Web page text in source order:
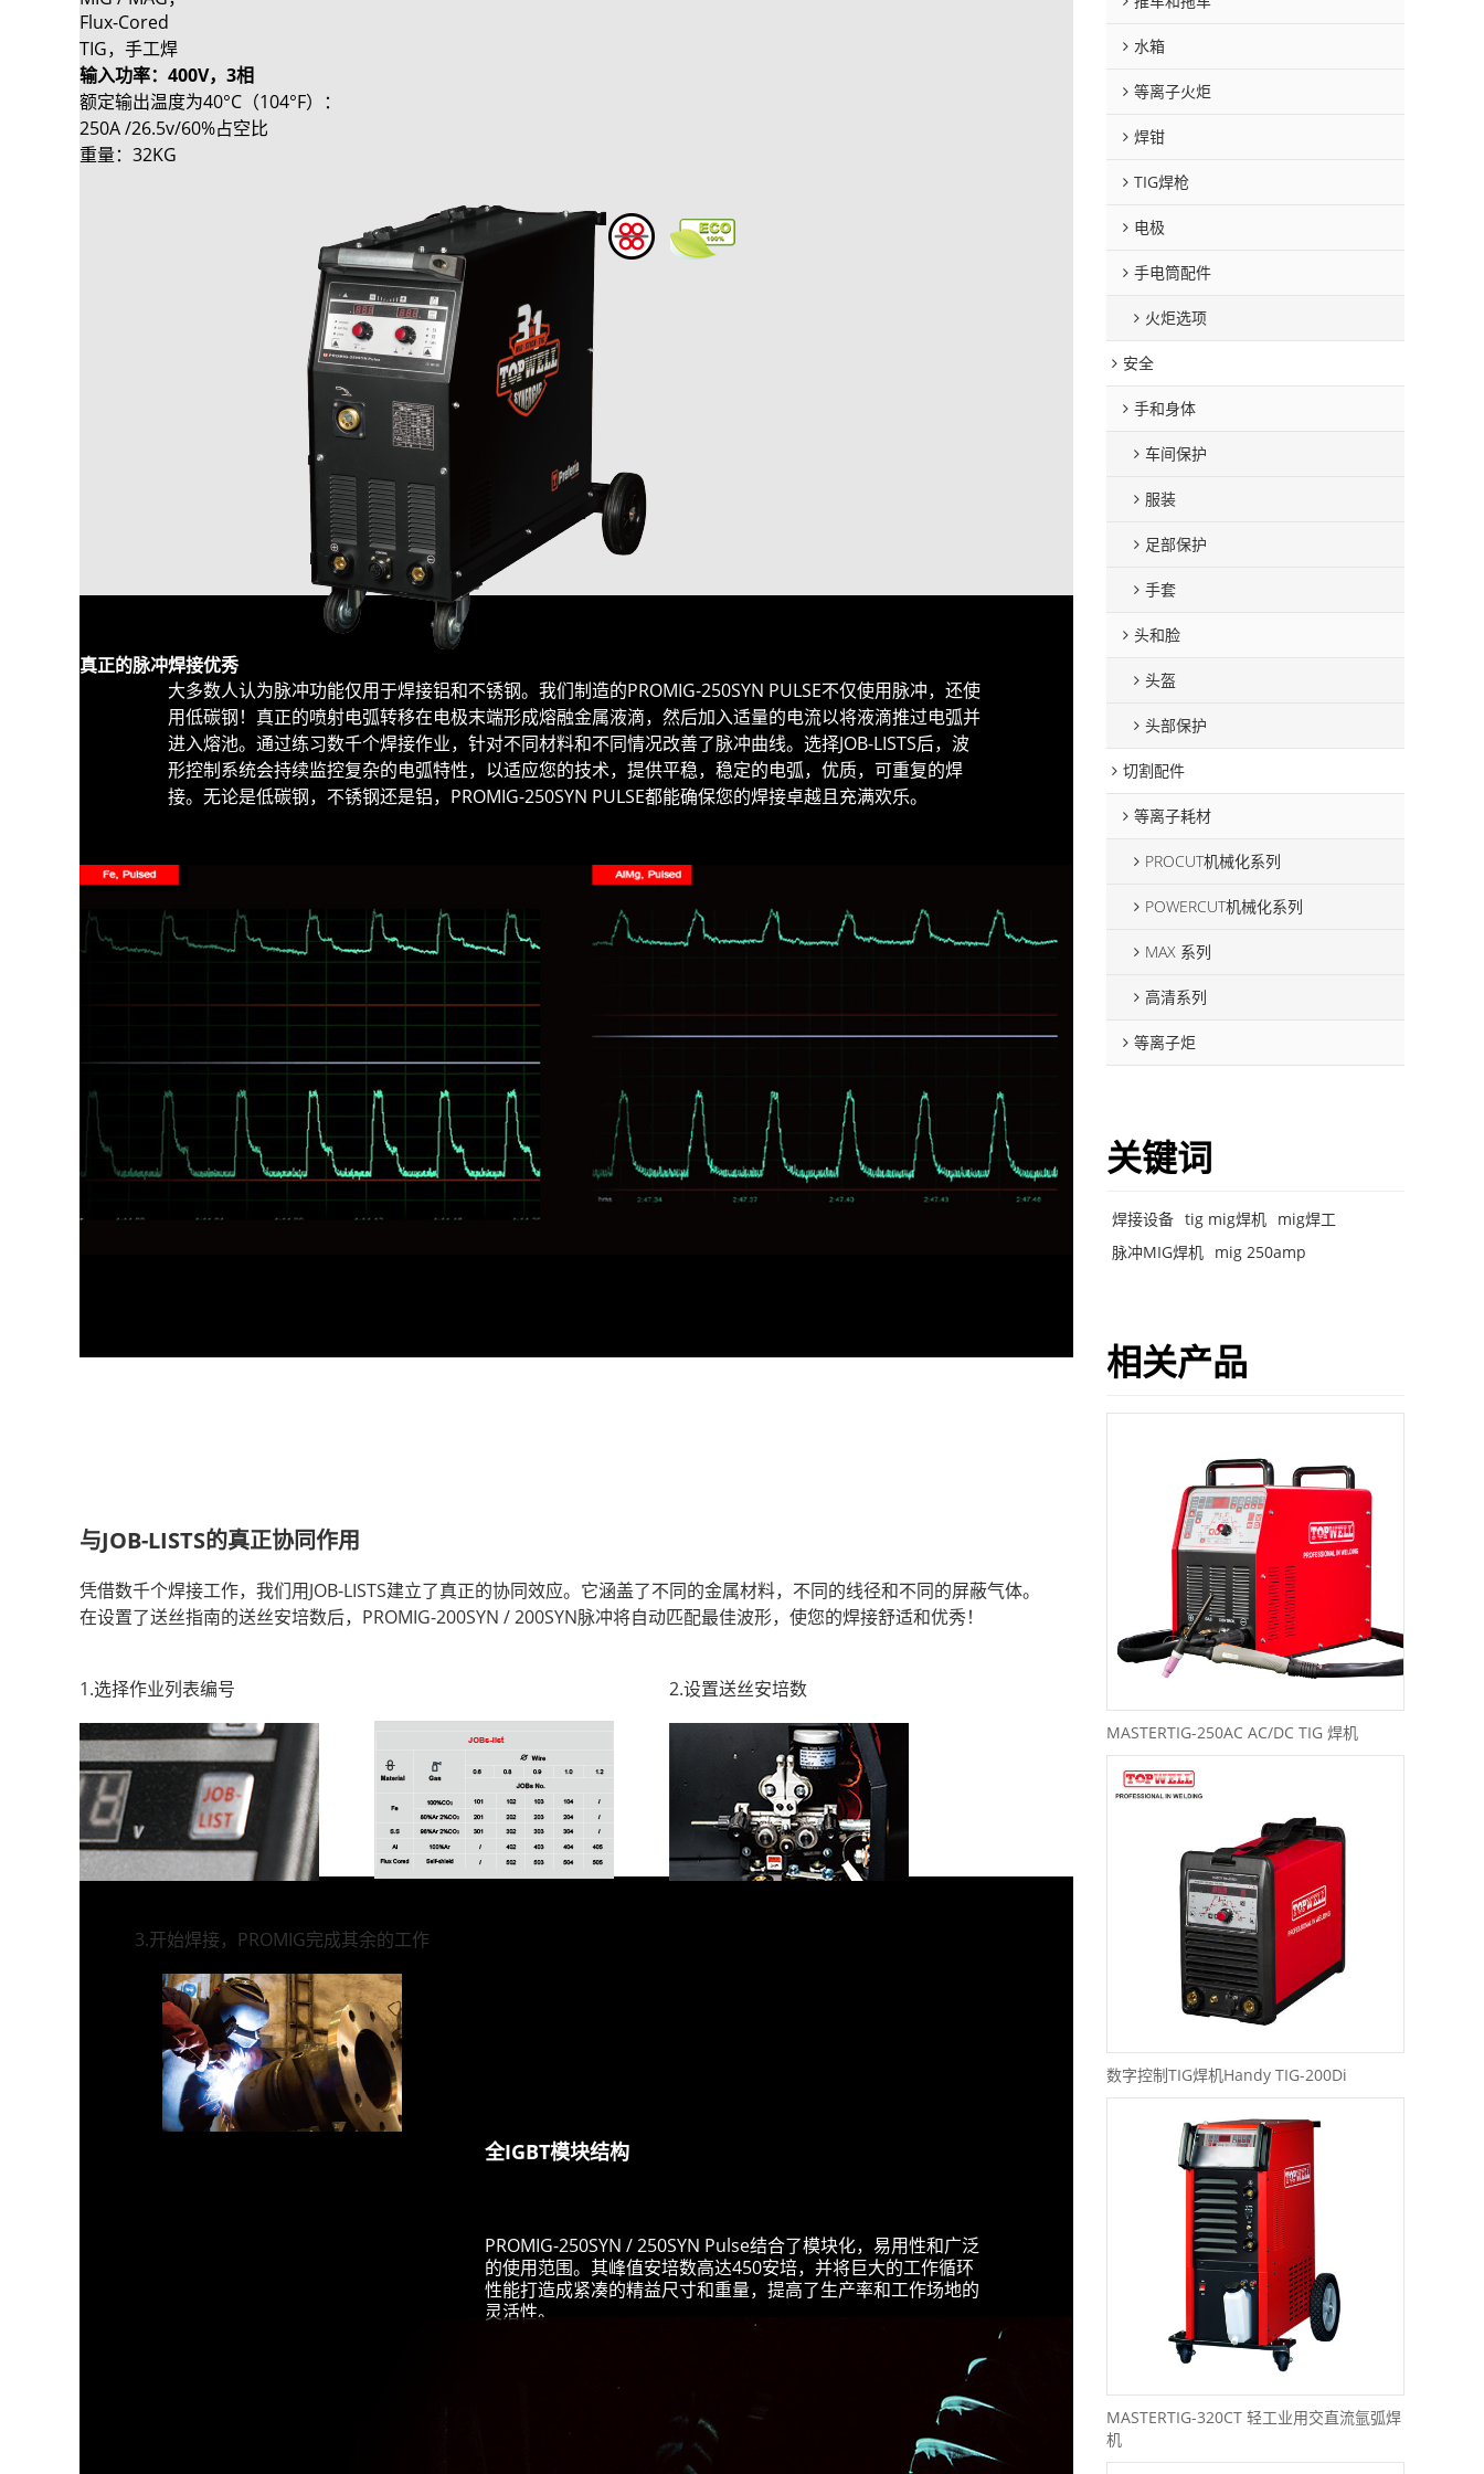
Flux-Cored
TIG，手工焊
输入功率：400V，3相
额定输出温度为40°C（104°F）：
250A /26.5v/60%占空比
重量：32KG
真正的脉冲焊接优秀
大多数人认为脉冲功能仅用于焊接铝和不锈钢。我们制造的PROMIG-250SYN PULSE不仅使用脉冲，还使
用低碳钢！真正的喷射电弧转移在电极末端形成熔融金属液滴，然后加入适量的电流以将液滴推过电弧并
进入熔池。通过练习数千个焊接作业，针对不同材料和不同情况改善了脉冲曲线。选择JOB-LISTS后，波
形控制系统会持续监控复杂的电弧特性，以适应您的技术，提供平稳，稳定的电弧，优质，可重复的焊
接。无论是低碳钢，不锈钢还是铝，PROMIG-250SYN PULSE都能确保您的焊接卓越且充满欢乐。
与JOB-LISTS的真正协同作用
凭借数千个焊接工作，我们用JOB-LISTS建立了真正的协同效应。它涵盖了不同的金属材料，不同的线径和不同的屏蔽气体。
在设置了送丝指南的送丝安培数后，PROMIG-200SYN / 200SYN脉冲将自动匹配最佳波形，使您的焊接舒适和优秀！
1.选择作业列表编号 2.设置送丝安培数
3.开始焊接，PROMIG完成其余的工作
全IGBT模块结构
PROMIG-250SYN / 250SYN Pulse结合了模块化，易用性和广泛
的使用范围。其峰值安培数高达450安培，并将巨大的工作循环
性能打造成紧凑的精益尺寸和重量，提高了生产率和工作场地的
灵活性。
水箱
等离子火炬
焊钳
TIG焊枪
电极
手电筒配件
火炬选项
安全
手和身体
车间保护
服装
足部保护
手套
头和脸
头盔
头部保护
切割配件
等离子耗材
PROCUT机械化系列
POWERCUT机械化系列
MAX 系列
高清系列
等离子炬
关键词
焊接设备 tig mig焊机 mig焊工
脉冲MIG焊机 mig 250amp
相关产品
MASTERTIG-250AC AC/DC TIG 焊机
数字控制TIG焊机Handy TIG-200Di
MASTERTIG-320CT 轻工业用交直流氩弧焊
机